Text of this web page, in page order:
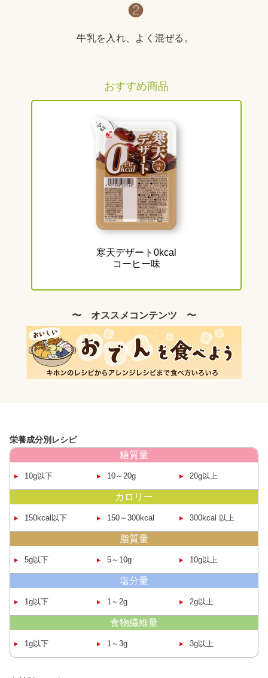
❷
牛乳を入れ、よく混ぜる。
おすすめ商品
寒天デザート0kcal
コーヒー味
〜 オススメコンテンツ 〜
栄養成分別レシピ
糖質量
10g以下 10～20g 20g以上
カロリー
150kcal 以下 150～ 300kcal 300kcal 以上
脂質量
5g以下 5～10g 10g以上
塩分量
1g以下 1～2g 2g以上
食物繊維量
1g以下 1～3g 3g以上